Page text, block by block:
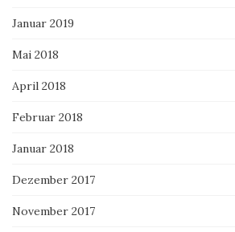
Januar 2019
Mai 2018
April 2018
Februar 2018
Januar 2018
Dezember 2017
November 2017